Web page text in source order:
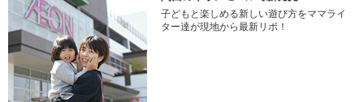
子どもと楽しめる新しい遊び方をママライ
ター達が現地から最新リポ！